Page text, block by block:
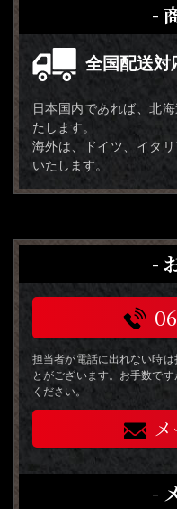
-
全国配送対
日本国内であれば、北
たします。
海外は、ドイツ、イタ
いたします。
-
担当者が電話に出れない時
とがございます。お手数で
ください。
-